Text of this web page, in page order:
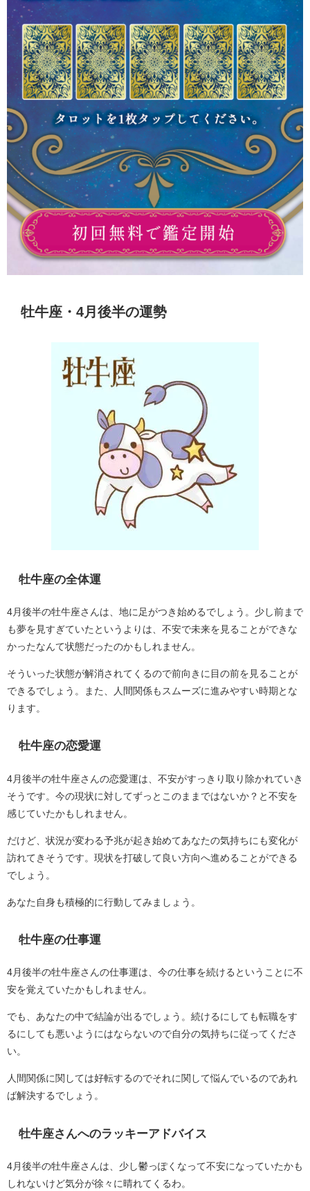
牡牛座・4月後半の運勢
牡牛座の全体運
4月後半の牡牛座さんは、地に足がつき始めるでしょう。少し前まで
も夢を見すぎていたというよりは、不安で未来を見ることができな
かったなんて状態だったのかもしれません。
そういった状態が解消されてくるので前向きに目の前を見ることが
できるでしょう。また、人間関係もスムーズに進みやすい時期とな
ります。
牡牛座の恋愛運
4月後半の牡牛座さんの恋愛運は、不安がすっきり取り除かれていき
そうです。今の現状に対してずっとこのままではないか？と不安を
感じていたかもしれません。
だけど、状況が変わる予兆が起き始めてあなたの気持ちにも変化が
訪れてきそうです。現状を打破して良い方向へ進めることができる
でしょう。
あなた自身も積極的に行動してみましょう。
牡牛座の仕事運
4月後半の牡牛座さんの仕事運は、今の仕事を続けるということに不
安を覚えていたかもしれません。
でも、あなたの中で結論が出るでしょう。続けるにしても転職をす
るにしても悪いようにはならないので自分の気持ちに従ってくださ
い。
人間関係に関しては好転するのでそれに関して悩んでいるのであれ
ば解決するでしょう。
牡牛座さんへのラッキーアドバイス
4月後半の牡牛座さんは、少し鬱っぽくなって不安になっていたかも
しれないけど気分が徐々に晴れてくるわ。